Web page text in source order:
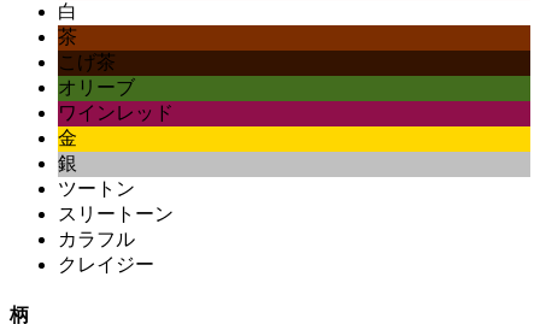
白
茶
こげ茶
オリーブ
ワインレッド
金
銀
ツートン
スリートーン
カラフル
クレイジー
柄